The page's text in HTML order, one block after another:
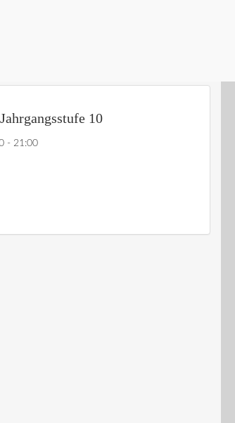
10
- 21:00